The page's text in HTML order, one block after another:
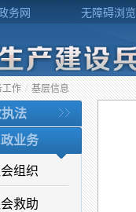
务网 无障碍浏览
工作 / 基层信息
法
业务
组织
救助